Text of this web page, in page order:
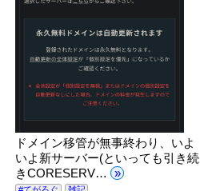
ドメイン移管が無事終わり、いよ
いよ新サーバー(といっても引き続
きCORESERV… »